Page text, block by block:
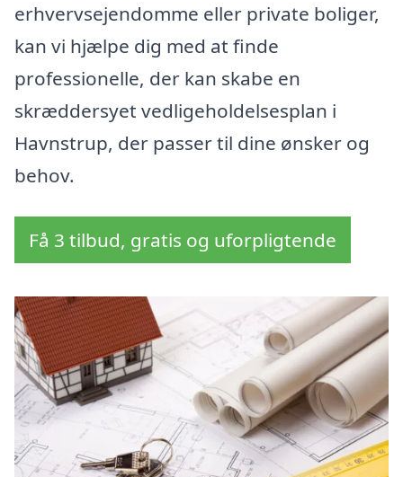
erhvervsejendomme eller private boliger,
kan vi hjælpe dig med at finde
professionelle, der kan skabe en
skræddersyet vedligeholdelsesplan i
Havnstrup, der passer til dine ønsker og
behov.
Få 3 tilbud, gratis og uforpligtende